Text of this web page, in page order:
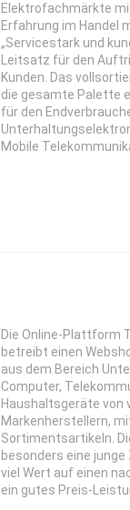
Elektrofachmärkte
Erfahrung im Handel
„Servicestark und
Leitsatz für den
Kunden. Das
die gesamte Palette
für den
Mobile
Die Online-Plattform
betreibt einen
aus dem Bereich
Computer,
Haushaltsgeräte von
Markenherstellern,
Sortimentsartikeln.
besonders eine
viel Wert auf einen
ein gutes Preis-